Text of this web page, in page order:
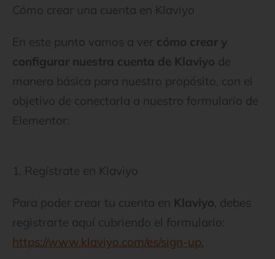
Cómo crear una cuenta en Klaviyo
En este punto vamos a ver cómo crear y
configurar nuestra cuenta de Klaviyo de
manera básica para nuestro propósito, con el
objetivo de conectarla a nuestro formulario de
Elementor:
1. Regístrate en Klaviyo
Para poder crear tu cuenta en Klaviyo, debes
registrarte aquí cubriendo el formulario:
https://www.klaviyo.com/es/sign-up.